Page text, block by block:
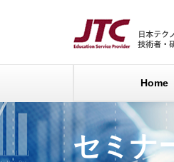
Home
セミナ